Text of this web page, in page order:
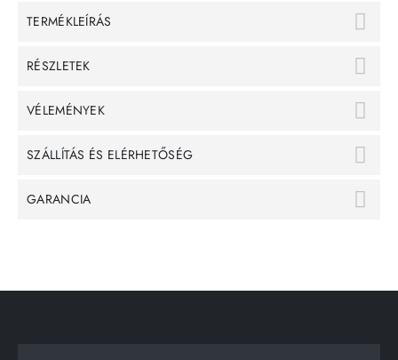
TERMÉKLEÍRÁS
RÉSZLETEK
VÉLEMÉNYEK
SZÁLLÍTÁS ÉS ELÉRHETŐSÉG
GARANCIA